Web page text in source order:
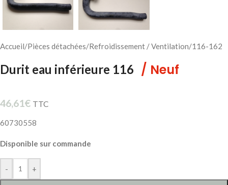
Accueil/Pièces détachées/Refroidissement / Ventilation/116-162
Durit eau inférieure 116 / Neuf
46,61€ TTC
60730558
Disponible sur commande
- +